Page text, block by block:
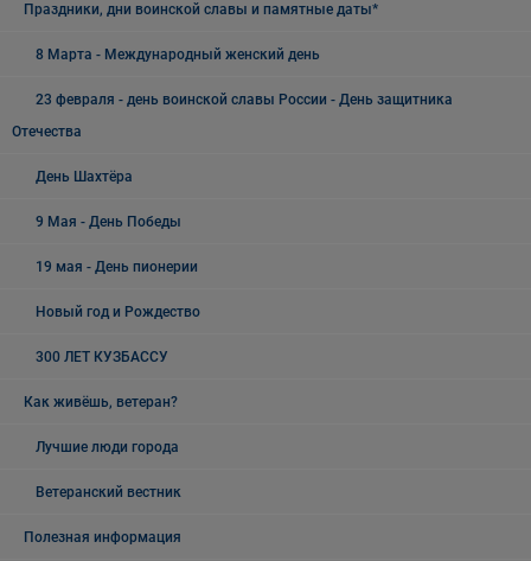
Праздники, дни воинской славы и памятные даты*
8 Марта - Международный женский день
23 февраля - день воинской славы России - День защитника
Отечества
День Шахтёра
9 Мая - День Победы
19 мая - День пионерии
Новый год и Рождество
300 ЛЕТ КУЗБАССУ
Как живёшь, ветеран?
Лучшие люди города
Ветеранский вестник
Полезная информация